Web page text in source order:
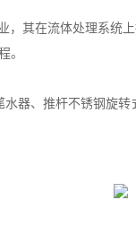
在流体处理系统
。
、推杆不锈钢旋